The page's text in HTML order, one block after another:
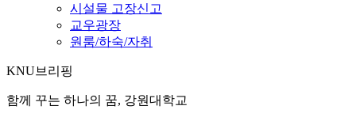
시설물 고장신고
교우광장
원룸/하숙/자취
KNU브리핑
함께 꾸는 하나의 꿈, 강원대학교